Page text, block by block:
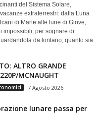
del Sistema Solare,
extraterrestri: dalla Luna
di Marte alle lune di Giove,
impossibili, per sognare di
da lontano, quanto sia
ALTRO GRANDE
MCNAUGHT
7 Agosto 2026
lunare passa per